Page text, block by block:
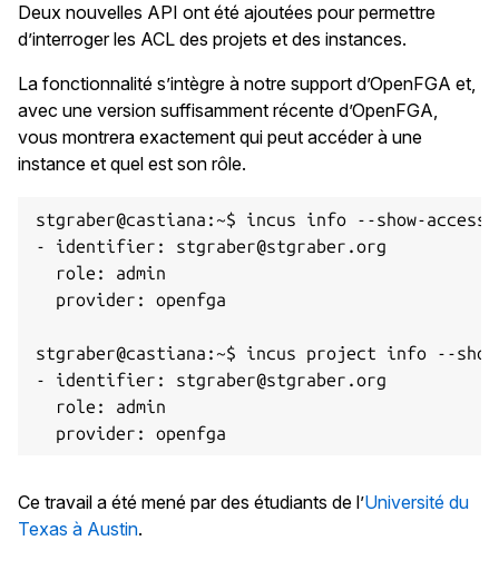
Deux nouvelles API ont été ajoutées pour permettre
d’interroger les ACL des projets et des instances.
La fonctionnalité s’intègre à notre support d’OpenFGA et,
avec une version suffisamment récente d’OpenFGA,
vous montrera exactement qui peut accéder à une
instance et quel est son rôle.
stgraber@castiana:~$ incus info --show-access
- identifier: stgraber@stgraber.org
  role: admin
  provider: openfga
stgraber@castiana:~$ incus project info --
- identifier: stgraber@stgraber.org
  role: admin
Ce travail a été mené par des étudiants de l’Université du
Texas à Austin.